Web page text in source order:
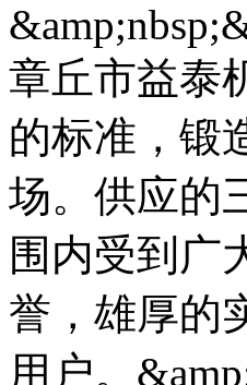
章丘市益泰
的标准，锻
场。供应的
围内受到广
誉，雄厚的
用户。